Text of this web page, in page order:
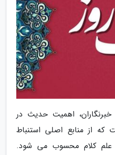
اهمیت حدیث در
که از منابع اصلی استنباط
علم کلام محسوب می شود.